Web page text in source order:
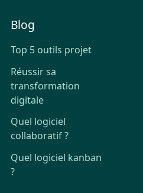
Blog
Top 5 outils projet
Réussir sa
transformation
digitale
Quel logiciel
collaboratif ?
Quel logiciel kanban
?